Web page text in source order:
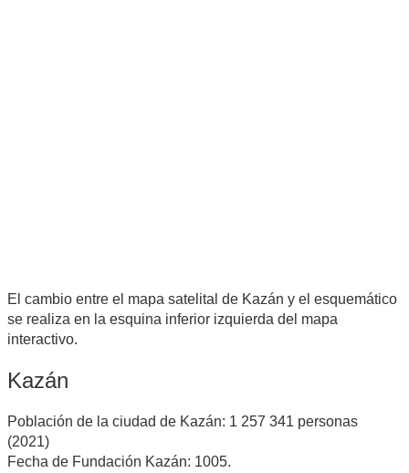
El cambio entre el mapa satelital de Kazán y el esquemático
se realiza en la esquina inferior izquierda del mapa
interactivo.
Kazán
Población de la ciudad de Kazán: 1 257 341 personas
(2021)
Fecha de Fundación Kazán: 1005.